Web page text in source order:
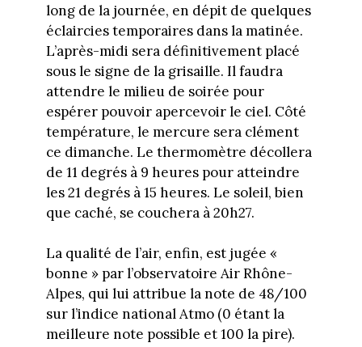
long de la journée, en dépit de quelques
éclaircies temporaires dans la matinée.
L’après-midi sera définitivement placé
sous le signe de la grisaille. Il faudra
attendre le milieu de soirée pour
espérer pouvoir apercevoir le ciel. Côté
température, le mercure sera clément
ce dimanche. Le thermomètre décollera
de 11 degrés à 9 heures pour atteindre
les 21 degrés à 15 heures. Le soleil, bien
que caché, se couchera à 20h27.
La qualité de l’air, enfin, est jugée «
bonne » par l’observatoire Air Rhône-
Alpes, qui lui attribue la note de 48/100
sur l’indice national Atmo (0 étant la
meilleure note possible et 100 la pire).